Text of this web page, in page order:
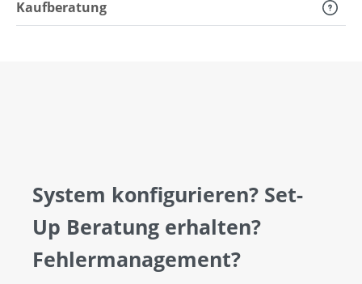
Kaufberatung
System konfigurieren? Set-
Up Beratung erhalten?
Fehlermanagement?